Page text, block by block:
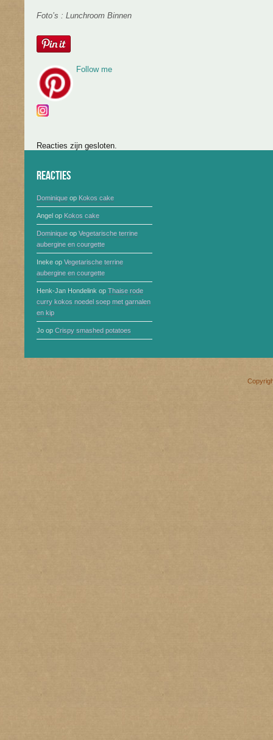
Foto’s : Lunchroom Binnen
Follow me
Reacties zijn gesloten.
Reacties
Dominique op Kokos cake
Angel op Kokos cake
Dominique op Vegetarische terrine
aubergine en courgette
Ineke op Vegetarische terrine
aubergine en courgette
Henk-Jan Hondelink op Thaise rode
curry kokos noedel soep met garnalen
en kip
Jo op Crispy smashed potatoes